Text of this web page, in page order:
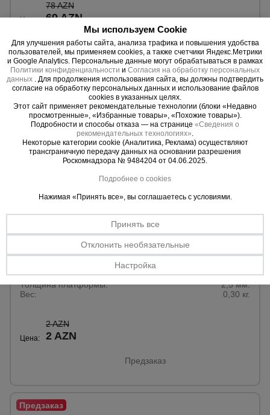
Цена:
78 AZN
69 AZN
Купить
0 отзывов
Пружинный зажим для опалубки Промышленник HIT
усиленный оцинкованный
Размер:
100 х 70 мм.
Толщина платформы:
2,5 мм.
Вес:
0,30 кг.
Цена:
2 AZN
2 AZN
Предзаказ
Мы используем Cookie
Для улучшения работы сайта, анализа трафика и повышения удобства
пользователей, мы применяем cookies, а также счетчики Яндекс.Метрики
и Google Analytics. Персональные данные могут обрабатываться в рамках
Политики конфиденциальности и Согласия на обработку персональных
данных . Для продолжения использования сайта, вы должны подтвердить
согласие на обработку персональных данных и использование файлов
cookies в указанных целях.
Этот сайт применяет рекомендательные технологии (блоки «Недавно
просмотренные», «Избранные товары», «Похожие товары»).
Подробности и способы отказа — на странице «Сведения о
рекомендательных технологиях».
Некоторые категории cookie (Аналитика, Реклама) осуществляют
трансграничную передачу данных на основании разрешения
Роскомнадзора № 9484204 от 04.06.2025.
Подробнее о cookies
Нажимая «Принять все», вы соглашаетесь с условиями.
Принять все
Отклонить необязательные
Настройка